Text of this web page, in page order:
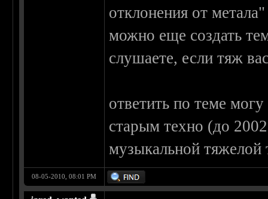
отклонения от
можно еще создать
слушаете, если тяж
ответить по теме
старым техно (до
музыкальной тяжелой
08-05-2010, 08:01 PM